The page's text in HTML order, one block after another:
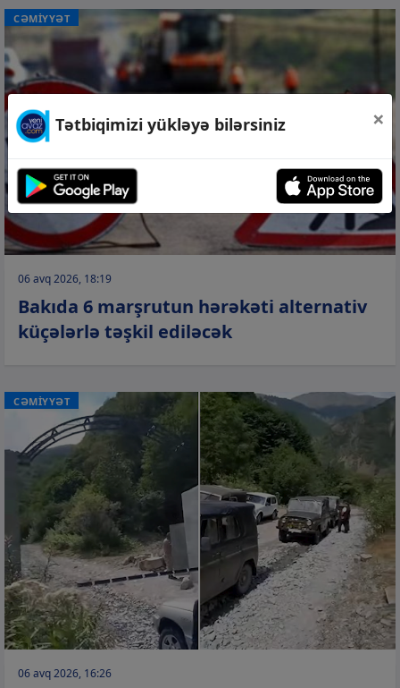
CƏMİYYƏT
06 avq 2026, 18:19
Bakıda 6 marşrutun hərəkəti alternativ
küçələrlə təşkil ediləcək
CƏMİYYƏT
06 avq 2026, 16:26
Tətbiqimizi yükləyə bilərsiniz ×